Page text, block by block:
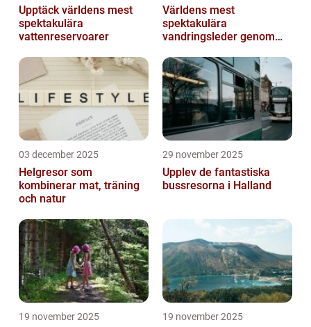
Upptäck världens mest
spektakulära
vattenreservoarer
Världens mest
spektakulära
vandringsleder genom
03 december 2025
Helgresor som
kombinerar mat, träning
och natur
29 november 2025
Upplev de fantastiska
bussresorna i Halland
19 november 2025 19 november 2025